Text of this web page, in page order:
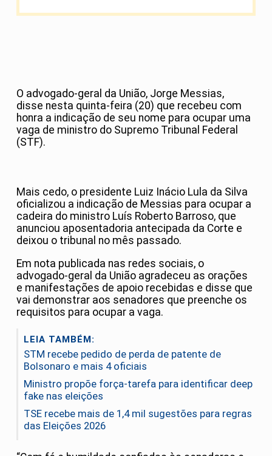
O advogado-geral da União, Jorge Messias,
disse nesta quinta-feira (20) que recebeu com
honra a indicação de seu nome para ocupar uma
vaga de ministro do Supremo Tribunal Federal
(STF).
Mais cedo, o presidente Luiz Inácio Lula da Silva
oficializou a indicação de Messias para ocupar a
cadeira do ministro Luís Roberto Barroso, que
anunciou aposentadoria antecipada da Corte e
deixou o tribunal no mês passado.
Em nota publicada nas redes sociais, o
advogado-geral da União agradeceu as orações
e manifestações de apoio recebidas e disse que
vai demonstrar aos senadores que preenche os
requisitos para ocupar a vaga.
LEIA TAMBÉM:
STM recebe pedido de perda de patente de
Bolsonaro e mais 4 oficiais
Ministro propõe força-tarefa para identificar deep
fake nas eleições
TSE recebe mais de 1,4 mil sugestões para regras
das Eleições 2026